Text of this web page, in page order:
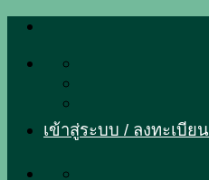
ข้าม
เข้าสู่ระบบ / ลงทะเบียน